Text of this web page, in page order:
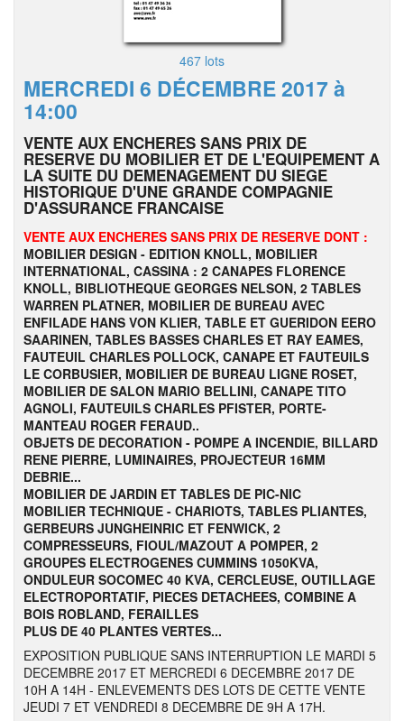
467 lots
MERCREDI 6 DÉCEMBRE 2017 à
14:00
VENTE AUX ENCHERES SANS PRIX DE
RESERVE DU MOBILIER ET DE L'EQUIPEMENT A
LA SUITE DU DEMENAGEMENT DU SIEGE
HISTORIQUE D'UNE GRANDE COMPAGNIE
D'ASSURANCE FRANCAISE
VENTE AUX ENCHERES SANS PRIX DE RESERVE DONT :
MOBILIER DESIGN - EDITION KNOLL, MOBILIER
INTERNATIONAL, CASSINA : 2 CANAPES FLORENCE
KNOLL, BIBLIOTHEQUE GEORGES NELSON, 2 TABLES
WARREN PLATNER, MOBILIER DE BUREAU AVEC
ENFILADE HANS VON KLIER, TABLE ET GUERIDON EERO
SAARINEN, TABLES BASSES CHARLES ET RAY EAMES,
FAUTEUIL CHARLES POLLOCK, CANAPE ET FAUTEUILS
LE CORBUSIER, MOBILIER DE BUREAU LIGNE ROSET,
MOBILIER DE SALON MARIO BELLINI, CANAPE TITO
AGNOLI, FAUTEUILS CHARLES PFISTER, PORTE-
MANTEAU ROGER FERAUD..
OBJETS DE DECORATION - POMPE A INCENDIE, BILLARD
RENE PIERRE, LUMINAIRES, PROJECTEUR 16MM
DEBRIE...
MOBILIER DE JARDIN ET TABLES DE PIC-NIC
MOBILIER TECHNIQUE - CHARIOTS, TABLES PLIANTES,
GERBEURS JUNGHEINRIC ET FENWICK, 2
COMPRESSEURS, FIOUL/MAZOUT A POMPER, 2
GROUPES ELECTROGENES CUMMINS 1050KVA,
ONDULEUR SOCOMEC 40 KVA, CERCLEUSE, OUTILLAGE
ELECTROPORTATIF, PIECES DETACHEES, COMBINE A
BOIS ROBLAND, FERAILLES
PLUS DE 40 PLANTES VERTES...
EXPOSITION PUBLIQUE SANS INTERRUPTION LE MARDI 5
DECEMBRE 2017 ET MERCREDI 6 DECEMBRE 2017 DE
10H A 14H - ENLEVEMENTS DES LOTS DE CETTE VENTE
JEUDI 7 ET VENDREDI 8 DECEMBRE DE 9H A 17H.